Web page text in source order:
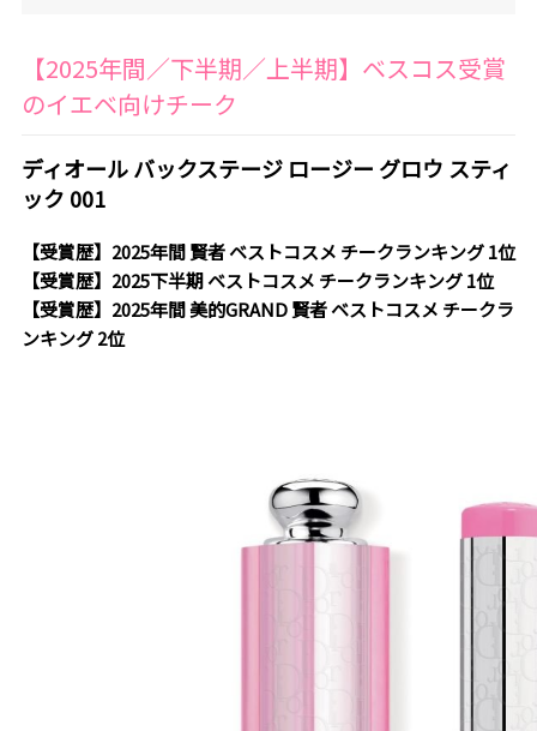
【2025年間／下半期／上半期】ベスコス受賞
のイエベ向けチーク
ディオール バックステージ ロージー グロウ スティ
ック 001
【受賞歴】2025年間 賢者 ベストコスメ チークランキング 1位
【受賞歴】2025下半期 ベストコスメ チークランキング 1位
【受賞歴】2025年間 美的GRAND 賢者 ベストコスメ チークラ
ンキング 2位